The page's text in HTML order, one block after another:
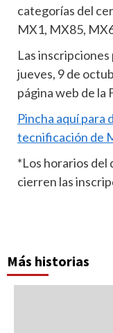
categorías del
MX1, MX85,
Las
jueves, 9 de
página web de la
Pincha aquí para
tecnificación de
*Los horarios del
cierren las
Más historias